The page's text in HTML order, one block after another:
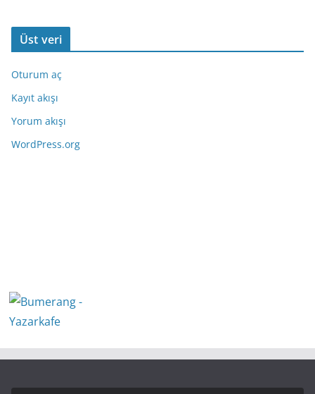
Üst veri
Oturum aç
Kayıt akışı
Yorum akışı
WordPress.org